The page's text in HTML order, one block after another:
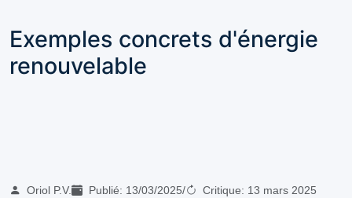
Exemples concrets d'énergie
renouvelable
Oriol P.V. Publié: 13/03/2025/ Critique: 13 mars 2025